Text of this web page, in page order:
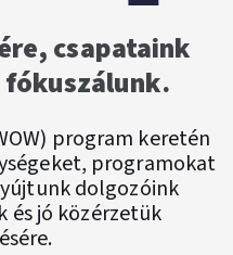
csapataink
program keretén
programokat
dolgozóink
és jó közérzetük